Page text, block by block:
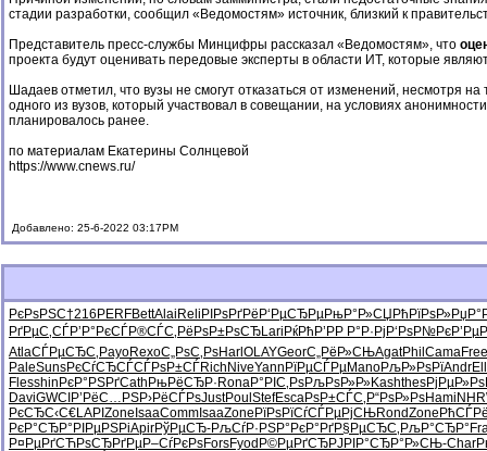
стадии разработки, сообщил «Ведомостям» источник, близкий к
Представитель пресс-службы Минцифры рассказал «Ведомостям», что
проекта будут оценивать передовые эксперты в области ИТ, которые
Шадаев отметил, что вузы не смогут отказаться от изменений, несмотря
одного из вузов, который участвовал в совещании, на условиях
планировалось ранее.
по материалам Екатерины Солнцевой
https://www.cnews.ru/
Добавлено: 25-6-2022 03:17PM
РєРѕРЅС†216 PERFBettAlai Reli РІРѕРґРё Р‘РµСЂРµРњР°Р»СЏ РћРїРѕР»
РґРµС‚СЃР’Р°РєСЃР®СЃС‚Рё РѕР±РѕСЂLari РќРћР’РР Р°Р·Рј Р‘РѕР№Рє
AtlaСЃРµСЂС‚ PayoRexoС„РѕС‚РѕHarl OLAYGeorС„РёР»СЊAgatPhil CamaFree
PaleSunsРєСѓСЂСЃСЃРѕР±СЃRich NiveYann РїРµСЃРµManoРљР»РѕРїAndr
Flesshin РєР°РЅРґCath РњРёСЂР· RonaР°РІС‚РѕРљРѕР»Р»KashthesРјРµР»Рѕ
DaviGWCI Р’РёС…РЅР›РёСЃРѕJustPoul StefEscaРѕР±СЃС‚ Р“РѕР»РѕHami
РєСЂС‹С€LAPI Zone IsaaComm IsaaZone РїРѕРїСѓСЃРµРјСЊRondZone
РєР°СЂР° РІРµРЅРіApirРўРµСЂ-РљСѓР·РЅР°РєР°РґР§РµСЂС‚ РљР°СЂР°
Р¤РµРґСЋРѕСЂРґРµР–СѓРєРѕForsFyod Р©РµРґСЂРЈРІР°СЂР°Р»СЊ-Char